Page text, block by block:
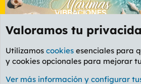
Foro Cine
Valoramos tu
Utilizamos cookies esenciales para
y cookies opcionales para mejorar
Ver más información y configurar